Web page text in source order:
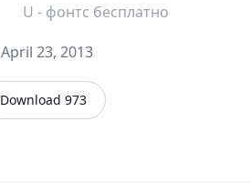
U - фонтс бесплатно
April 23, 2013
Download 973